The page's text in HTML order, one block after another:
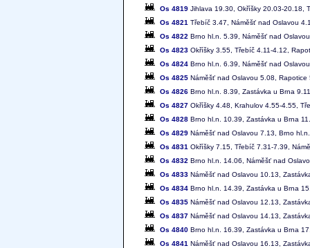
Os 4819 Jihlava 19.30, Okříšky 20.03-20.18,
Os 4821 Třebíč 3.47, Náměšť nad Oslavou
Os 4822 Brno hl.n. 5.39, Náměšť nad
Os 4823 Okříšky 3.55, Třebíč 4.11-4.12,
Os 4824 Brno hl.n. 6.39, Náměšť nad
Os 4825 Náměšť nad Oslavou 5.08,
Os 4826 Brno hl.n. 8.39, Zastávka u Brna
Os 4827 Okříšky 4.48, Krahulov 4.55-4.55,
Os 4828 Brno hl.n. 10.39, Zastávka u Brna
Os 4829 Náměšť nad Oslavou 7.13, Brno
Os 4831 Okříšky 7.15, Třebíč 7.31-7.39,
Os 4832 Brno hl.n. 14.06, Náměšť nad
Os 4833 Náměšť nad Oslavou 10.13,
Os 4834 Brno hl.n. 14.39, Zastávka u Brna
Os 4835 Náměšť nad Oslavou 12.13,
Os 4837 Náměšť nad Oslavou 14.13,
Os 4840 Brno hl.n. 16.39, Zastávka u Brna
Os 4841 Náměšť nad Oslavou 16.13,